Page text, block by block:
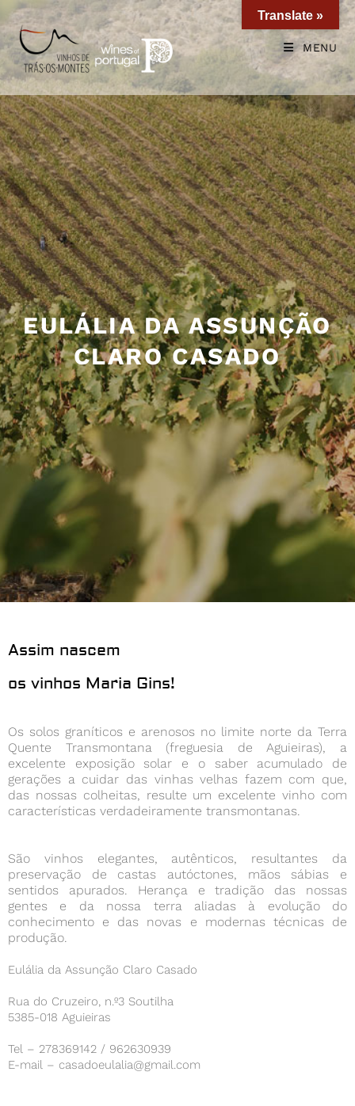
MENU
EULÁLIA DA ASSUNÇÃO
CLARO CASADO
Assim nascem
os vinhos Maria Gins!
Os solos graníticos e arenosos no limite norte da Terra
Quente Transmontana (freguesia de Aguieiras), a
excelente exposição solar e o saber acumulado de
gerações a cuidar das vinhas velhas fazem com que,
das nossas colheitas, resulte um excelente vinho com
características verdadeiramente transmontanas.
São vinhos elegantes, autênticos, resultantes da
preservação de castas autóctones, mãos sábias e
sentidos apurados. Herança e tradição das nossas
gentes e da nossa terra aliadas à evolução do
conhecimento e das novas e modernas técnicas de
produção.
Eulália da Assunção Claro Casado
Rua do Cruzeiro, n.º3 Soutilha
5385-018 Aguieiras
Tel – 278369142 / 962630939
E-mail – casadoeulalia@gmail.com
Translate »